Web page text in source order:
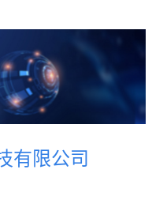
有限公司